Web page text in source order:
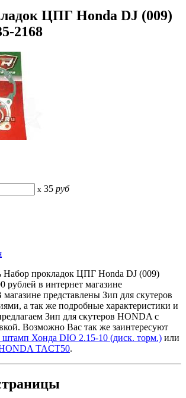
ЦПГ Ноndа DJ (009)
2168
x 35 руб
Набор прокладок ЦПГ Ноndа DJ (009)
рублей в интернет магазине
представлены Зип для скутеров
а так же подробные характеристики и
Зип для скутеров HONDA с
Возможно Вас так же заинтересуют
Хонда DIO 2.15-10 (диск. торм.) или
TACT50.